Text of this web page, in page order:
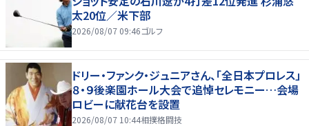
太20位／米下部
2026/08/07 09:46ゴルフ
ドリー・ファンク・ジュニアさん、「全日本プロレス」
８・９後楽園ホール大会で追悼セレモニー…会場
ロビーに献花台を設置
2026/08/07 10:44相撲格闘技